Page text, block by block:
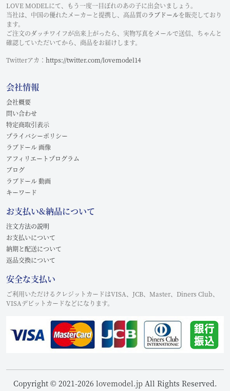
LOVE MODELにて、もう一度一目ぼれのあの子に出会いましょう。
当社は、中国の優れたメーカーと提携し、高品質のラブドールを販売しており
ます。
ご注文のダッチワイフが出来上がったら、実物写真をメールで送信、ちゃんと
確認していただいてから、商品をお届けします。
Twitterアカ： https://twitter.com/lovemodel14
会社情報
会社概要
問い合わせ
特定商取引表示
プライバシーポリシー
ラブドール 画像
アフィリエートプログラム
ブログ
ラブドール 動画
キーワード
お支払い&納品について
注文方法の説明
お支払いについて
納期と配送について
返品交換について
安全な支払い
ご利用いただけるクレジットカードはVISA、JCB、Master、Diners Club、
VISAデビットカードなどになります。
Copyright © 2021-2026 lovemodel.jp All Rights Reserved.